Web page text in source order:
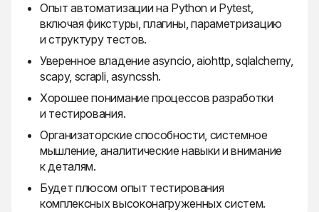
Опыт автоматизации на Python и Pytest,
включая фикстуры, плагины, параметризацию
и структуру тестов.
Уверенное владение asyncio, aiohttp, sqlalchemy,
scapy, scrapli, asyncssh.
Хорошее понимание процессов разработки
и тестирования.
Организаторские способности, системное
мышление, аналитические навыки и внимание
к деталям.
Будет плюсом опыт тестирования
комплексных высоконагруженных систем.